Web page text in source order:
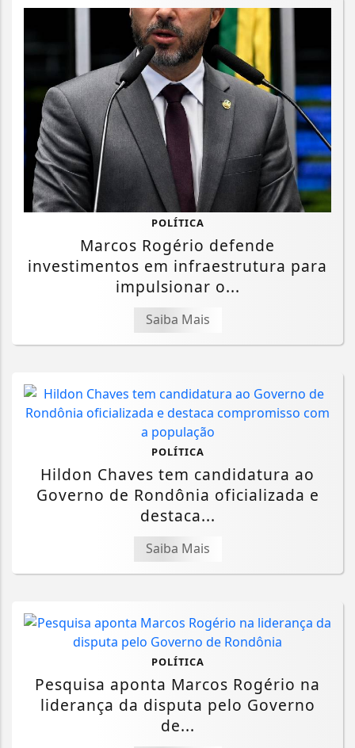
POLÍTICA
Marcos Rogério defende
investimentos em infraestrutura para
impulsionar o...
Saiba Mais
POLÍTICA
Hildon Chaves tem candidatura ao
Governo de Rondônia oficializada e
destaca...
Saiba Mais
POLÍTICA
Pesquisa aponta Marcos Rogério na
liderança da disputa pelo Governo
de...